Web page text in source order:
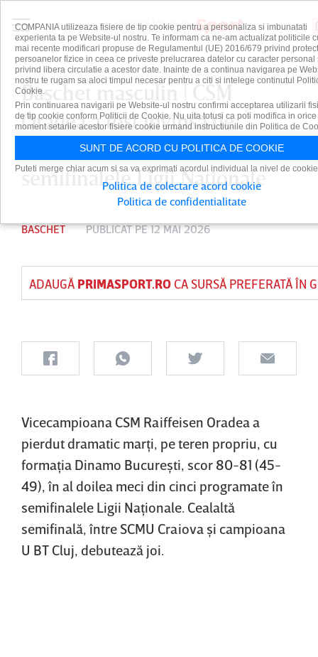
Baschet masculin | CSM
Oradea a fost învinsă de
Dinamo Bucureşti în
semifinalele Ligii Naţionale
BASCHET PUBLICAT PE 12 MAI 2026
ADAUGĂ PRIMASPORT.ROCA SURSĂ PREFERATĂ ÎN
Vicecampioana CSM Raiffeisen Oradea a
pierdut dramatic marţi, pe teren propriu, cu
formaţia Dinamo Bucureşti, scor 80-81 (45-
49), în al doilea meci din cinci programate în
semifinalele Ligii Naţionale. Cealaltă
semifinală, între SCMU Craiova şi campioana
U BT Cluj, debutează joi.
COMPANIA utilizeaza fisiere de tip cookie pentru a personaliza si imbunatati
experienta ta pe Website-ul nostru. Te informam ca ne-am actualizat politicile
mai recente modificari propuse de Regulamentul (UE) 2016/679 privind
persoanelor fizice in ceea ce priveste prelucrarea datelor cu caracter personal
privind libera circulatie a acestor date. Inainte de a continua navigarea pe
nostru te rugam sa aloci timpul necesar pentru a citi si intelege continutul
Cookie.
Prin continuarea navigarii pe Website-ul nostru confirmi acceptarea utilizarii
de tip cookie conform Politicii de Cookie. Nu uita totusi ca poti modifica in orice
moment setarile acestor fisiere cookie urmand instructiunile din Politica de
SUNT DE ACORD CU POLITICA DE COOKIE
Puteti merge chiar acum si sa va exprimati acordul individual la nivel de
Politica de colectare acord cookie
Politica de confidentialitate